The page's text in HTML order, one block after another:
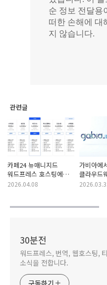
관련글
카페24 뉴매니지드
워드프레스 호스팅에서
지원하는 PHP 버전
2026.04.08
가비아에
클라우드
워드프레
30분전
워드프레스, 번역, 웹호스팅,
소식을 전합니다.
구독하기